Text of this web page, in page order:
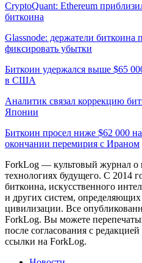
CryptoQuant: Ethereum
биткоина
Glassnode: держатели биткоина
фиксировать убытки
Биткоин удержался выше $65
в США
Аналитик связал коррекцию
Японии
Биткоин просел ниже $62 000
окончании перемирия с Ираном
ForkLog — культовый журнал о
технологиях будущего. С 2014
биткоина, искусственного
и других систем,
цивилизации. Все
ForkLog. Вы можете
после согласования с
ссылки на ForkLog.